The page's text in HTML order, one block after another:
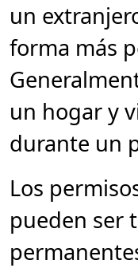
un
forma más
un hogar y
durante un
Los
pueden ser